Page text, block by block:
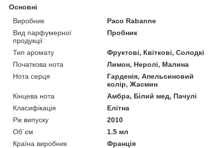
Основні
Виробник
Paco Rabanne
Вид парфумерної
продукції
Пробник
Тип аромату
Фруктові, Квіткові, Солодкі
Початкова нота
Лимон, Неролі, Малина
Нота серця
Гарденія, Апельсиновий
колір, Жасмин
Кінцева нота
Амбра, Білий мед, Пачулі
Класифікація
Елітна
Рік випуску
2010
Об`єм
1.5 мл
Країна виробник
Франція